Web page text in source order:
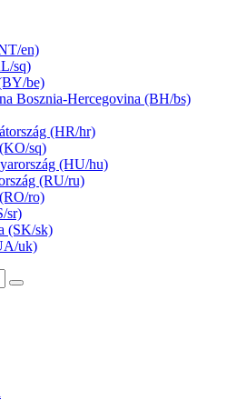
en)
sq)
be)
Bosznia-Hercegovina (BH/bs)
(HR/hr)
sq)
(HU/hu)
(RU/ru)
ro)
sr)
(SK/sk)
uk)